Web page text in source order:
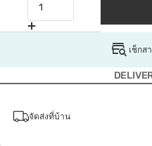
เช็กส
จัดส่งที่บ้าน